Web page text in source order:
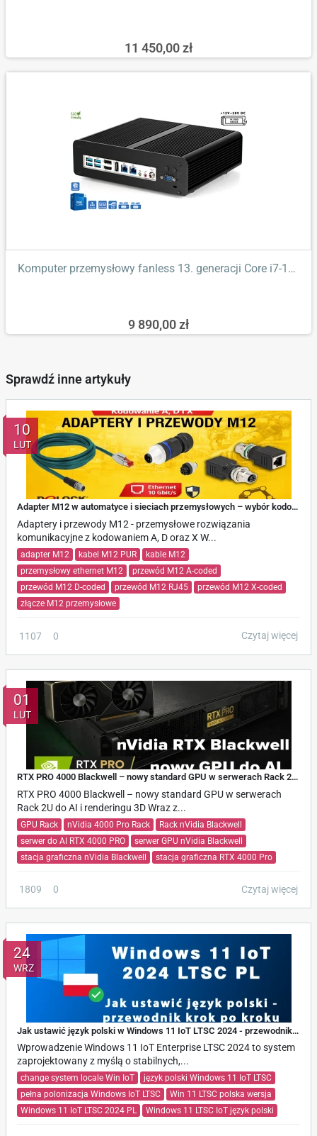
11 450,00 zł
Komputer przemysłowy fanless 13. generacji Core i7-13700T 3,60GHz...
9 890,00 zł
Sprawdź inne artykuły
10
LUT
Adapter M12 w automatyce i sieciach przemysłowych – wybór kodowania A, D lub X
Adaptery i przewody M12 - przemysłowe rozwiązania
komunikacyjne z kodowaniem A, D oraz X W...
adapter M12 kabel M12 PUR
kable M12
przemysłowy ethernet M12
przewód M12 A-coded
przewód M12 D-coded
przewód M12 RJ45
przewód M12 X-coded
złącze M12 przemysłowe
1107 0 Czytaj więcej
01
LUT
RTX PRO 4000 Blackwell – nowy standard GPU w serwerach Rack 2U do AI i renderingu 3D
RTX PRO 4000 Blackwell – nowy standard GPU w serwerach
Rack 2U do AI i renderingu 3D Wraz z...
GPU Rack nVidia 4000 Pro Rack
Rack nVidia Blackwell
serwer do AI RTX 4000 PRO
serwer GPU nVidia Blackwell
stacja graficzna nVidia Blackwell
stacja graficzna RTX 4000 Pro
1809 0 Czytaj więcej
24
WRZ
Jak ustawić język polski w Windows 11 IoT LTSC 2024 - przewodnik krok po kroku
Wprowadzenie Windows 11 IoT Enterprise LTSC 2024 to system
zaprojektowany z myślą o stabilnych,...
change system locale Win IoT
język polski Windows 11 IoT LTSC
pełna polonizacja Windows IoT LTSC
Win 11 LTSC polska wersja
Windows 11 IoT LTSC 2024 PL
Windows 11 LTSC IoT język polski